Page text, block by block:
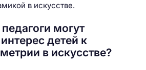
в искусстве.
могут
детей к
в искусстве?